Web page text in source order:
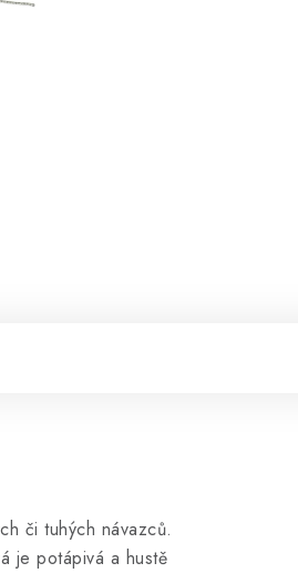
či tuhých návazců.
je potápivá a hustě